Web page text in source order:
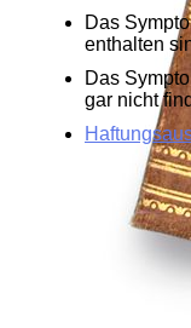
Das
enthalten
Das
gar nicht